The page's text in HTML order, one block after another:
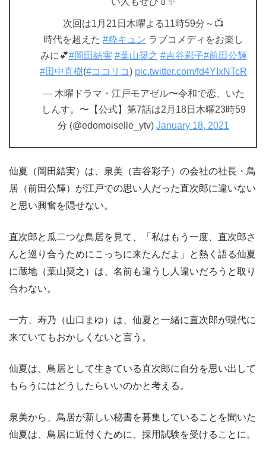
次回は1月21日木曜よる11時59分～📺
時代を超えた #粋キュン ラブコメディをお楽し
みに💕#岡田結実 #葉山奨之 #吉谷彩子#前田公輝
#田中直樹(#ココリコ) pic.twitter.com/fd4YIxNTcR
— 木曜ドラマ・江戸モアゼル〜令和で恋、いた
しんす。〜【公式】第7話は2月18日木曜23時59
分 (@edomoiselle_ytv) January 18, 2021
仙夏（岡田結実）は、泉美（吉谷彩子）の会社の社長・鳥
居（前田公輝）が江戸での思い人だった直次郎に違いない
と思い興奮を隠せない。
直次郎と瓜二つな鳥居を見て、「私はもう一度、直次郎さ
んと巡り合うためにこっちに来たんだよ」と熱く語る仙夏
に蔵地（葉山奨之）は、名前も違うし人違いだろうと取り
合わない。
一方、寿乃（山口まゆ）は、仙夏と一緒に直次郎が現代に
来ていてもおかしくないと言う。
仙夏は、鳥居として生きている直次郎に自分を思い出して
もらうにはどうしたらいいのかと考える。
泉美から、鳥居が新しい秘書を募集していることを聞いた
仙夏は、鳥居に近付くために、採用試験を受けることに。